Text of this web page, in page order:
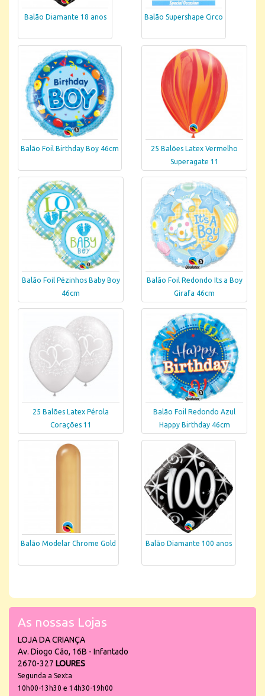
Balão Diamante 18 anos Balão Supershape Circo
Balão Foil Birthday Boy 46cm
25 Balões Latex Vermelho
Superagate 11
Balão Foil Pézinhos Baby Boy
46cm
Balão Foil Redondo Its a Boy
Girafa 46cm
25 Balões Latex Pérola
Corações 11
Balão Foil Redondo Azul
Happy Birthday 46cm
Balão Modelar Chrome Gold Balão Diamante 100 anos
As nossas Lojas
LOJA DA CRIANÇA
Av. Diogo Cão, 16B - Infantado
2670-327 LOURES
Segunda a Sexta
10h00-13h30 e 14h30-19h00